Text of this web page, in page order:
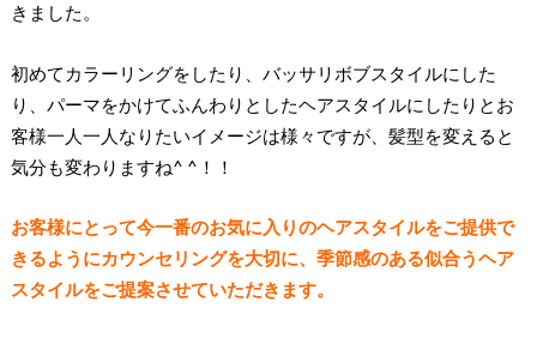
きました。
初めてカラーリングをしたり、バッサリボブスタイルにした
り、パーマをかけてふんわりとしたヘアスタイルにしたりとお
客様一人一人なりたいイメージは様々ですが、髪型を変えると
気分も変わりますね^ ^！！
お客様にとって今一番のお気に入りのヘアスタイルをご提供で
きるようにカウンセリングを大切に、季節感のある似合うヘア
スタイルをご提案させていただきます。